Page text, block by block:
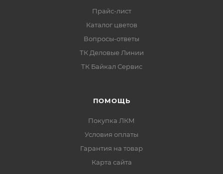
Прайс-лист
Каталог цветов
Вопросы-ответы
ТК Деловые Линии
ТК Байкал Сервис
ПОМОЩЬ
Покупка ЛКМ
Условия оплаты
Гарантия на товар
Карта сайта